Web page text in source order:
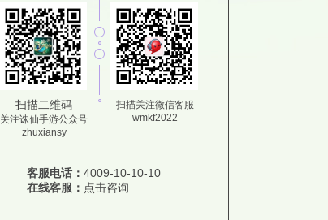
扫描二维码
关注诛仙手游公众号
zhuxiansy
扫描关注微信客服
wmkf2022
客服电话： 4009-10-10-10
在线客服： 点击咨询